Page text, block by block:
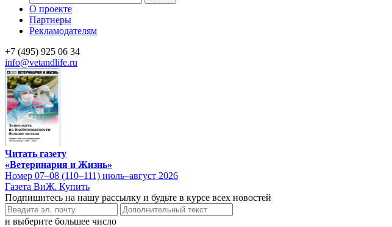
О проекте
Партнеры
Рекламодателям
+7 (495) 925 06 34
info@vetandlife.ru
Читать газету
«Ветеринария и Жизнь»
Номер 07–08 (110–111) июль–август 2026
Газета ВиЖ. Купить
Подпишитесь на нашу рассылку и будьте в курсе всех новостей
и выберите большее число